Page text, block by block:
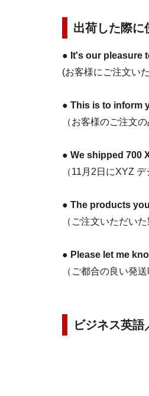
出荷した際に
● It's our pleasure
(お客様にご注文い
● This is to inform
（お客様のご注文
● We shipped 700
（11月2日にXYZ
● The products
（ご注文いただい
● Please let me
（ご都合の良い発
ビジネス英語